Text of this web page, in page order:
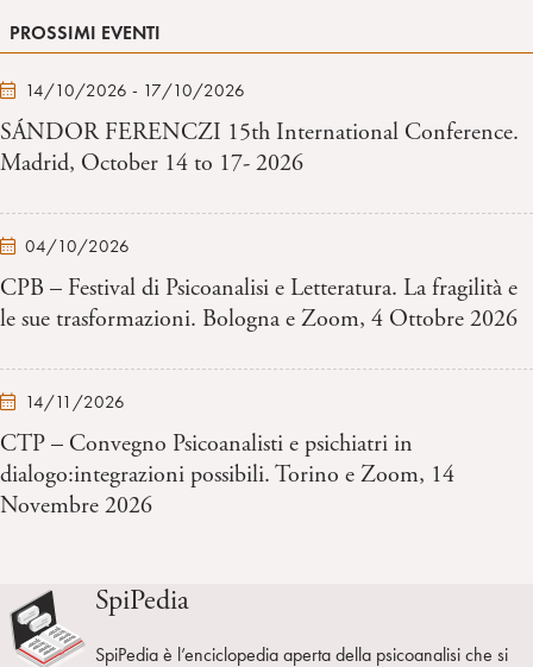
PROSSIMI EVENTI
14/10/2026 - 17/10/2026
SÁNDOR FERENCZI 15th International Conference.
Madrid, October 14 to 17- 2026
04/10/2026
CPB – Festival di Psicoanalisi e Letteratura. La fragilità e
le sue trasformazioni. Bologna e Zoom, 4 Ottobre 2026
14/11/2026
CTP – Convegno Psicoanalisti e psichiatri in
dialogo:integrazioni possibili. Torino e Zoom, 14
Novembre 2026
SpiPedia
SpiPedia è l’enciclopedia aperta della psicoanalisi che si